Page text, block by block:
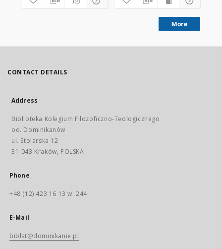
More
CONTACT DETAILS
Address
Biblioteka Kolegium Filozoficzno-Teologicznego
oo. Dominikanów
ul. Stolarska 12
31-043 Kraków, POLSKA
Phone
+48 (12) 423 16 13 w. 244
E-Mail
biblst@dominikanie.pl